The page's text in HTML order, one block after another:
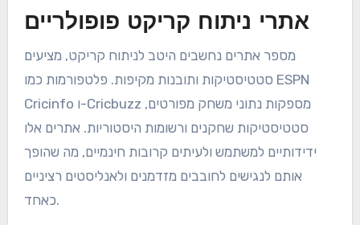
אתרי ניתוח קריקט פופולריים
מספר אתרים נחשבים היטב לניתוח קריקט, מציעים
סטטיסטיקות ותובנות מקיפות. פלטפורמות כמו ESPN
Cricinfo ו-Cricbuzz מספקות נתוני משחק מפורטים,
סטטיסטיקות שחקנים ורשומות היסטוריות. אתרים אלו
ידידותיים למשתמש ולעיתים קרובות חינמיים, מה שהופך
אותם לנגישים לחובבים מזדמנים ולאנליסטים רציניים
כאחד.